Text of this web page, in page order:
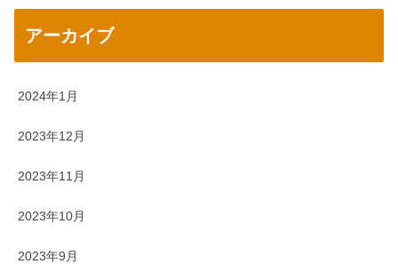
アーカイブ
2024年1月
2023年12月
2023年11月
2023年10月
2023年9月